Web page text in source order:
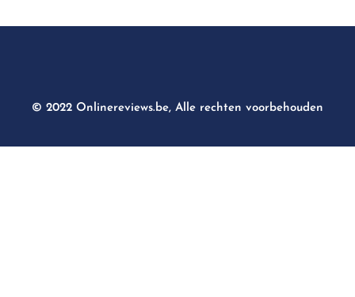
© 2022 Onlinereviews.be, Alle rechten voorbehouden